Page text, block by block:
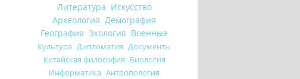
Литература Искусство
Археология Демография
География Экология Военные
Культура Дипломатия Документы
Китайская философия Биология
Информатика Антропология